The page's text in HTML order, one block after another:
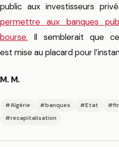
public aux investisseurs
permettre aux banques
bourse. Il semblerait que
est mise au placard pour
M. M.
#Algérie #banques #Etat
#recapitalisation